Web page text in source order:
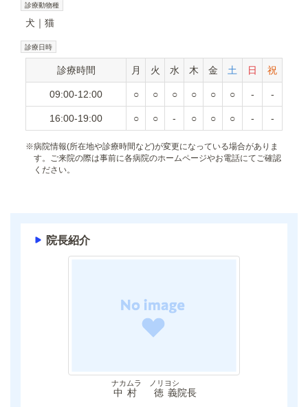
診療動物種
犬 猫
診療日時
診療時間 月 火 水 木 金 土 日 祝
09:00-12:00 ○ ○ ○ ○ ○ ○ - -
16:00-19:00 ○ ○ - ○ ○ ○ - -
※病院情報(所在地や診療時間など)が変更になっている場合がありま
す。ご来院の際は事前に各病院のホームページやお電話にてご確認
ください。
院長紹介
中村 徳義
ナカムラ ノリヨシ
院長